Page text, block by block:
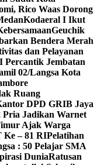
Rico Waas Dorong
Kodaeral I Ikut
Geuchik
Bendera Merah
dan Pelayanan
Percantik Jembatan
02/Langsa Kota
Ruang
DPD GRIB Jaya
Pria Jadikan Warnet
Ajak Warga
Ke – 81 RIPelatihan
: 50 Pelajar SMA
DuniaRatusan